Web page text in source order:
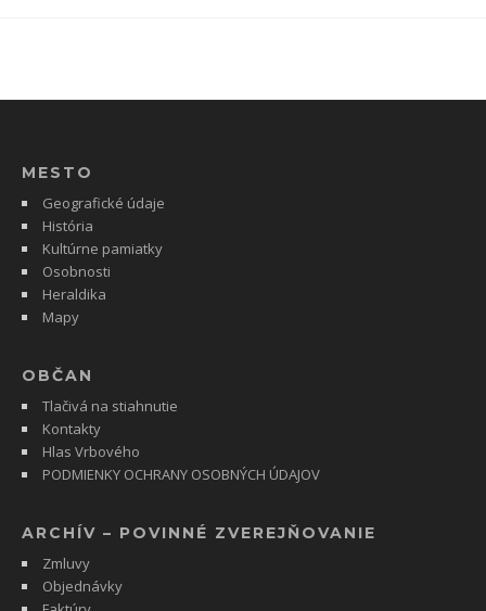
MESTO
Geografické údaje
História
Kultúrne pamiatky
Osobnosti
Heraldika
Mapy
OBČAN
Tlačivá na stiahnutie
Kontakty
Hlas Vrbového
PODMIENKY OCHRANY OSOBNÝCH ÚDAJOV
ARCHÍV – POVINNÉ ZVEREJŇOVANIE
Zmluvy
Objednávky